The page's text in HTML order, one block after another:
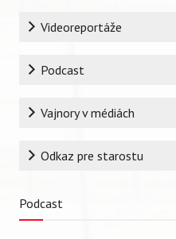
RubrikaVideoreportáže
Podcast
Vajnory v médiách
Odkaz pre starostu
Podcast